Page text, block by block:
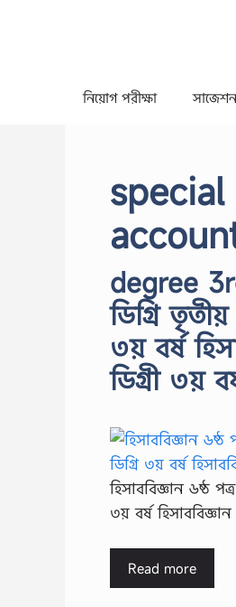
নিয়োগ পরীক্ষা সাজেশন
degree
ডিগ্রি
৩য় বর্ষ
ডিগ্রী ৩য়
হিসাববিজ্ঞান ৬ষ্ঠ
৩য় বর্ষ
Read more